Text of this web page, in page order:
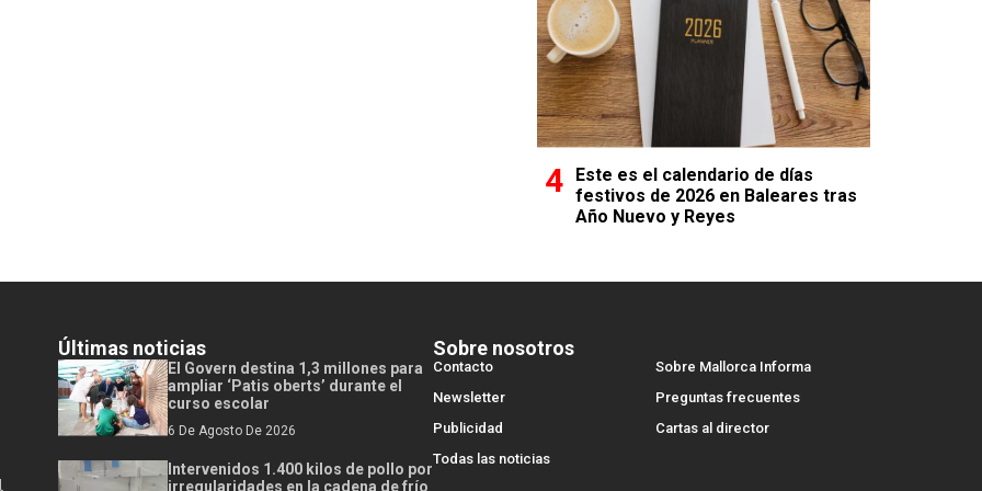
Este es el calendario de días
festivos de 2026 en Baleares tras
Año Nuevo y Reyes
Últimas noticias
El Govern destina 1,3 millones para
ampliar ‘Patis oberts’ durante el
curso escolar
6 De Agosto De 2026
Intervenidos 1.400 kilos de pollo por
irregularidades en la cadena de frío
Sobre nosotros
Contacto
Sobre Mallorca Informa
Newsletter
Preguntas frecuentes
Publicidad
Cartas al director
Todas las noticias